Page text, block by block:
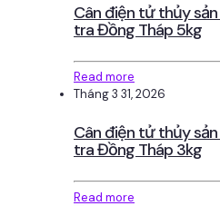
Cân điện tử thủy
tra Đồng Tháp 5kg
Read more
Tháng 3 31, 2026
Cân điện tử thủy
tra Đồng Tháp 3kg
Read more